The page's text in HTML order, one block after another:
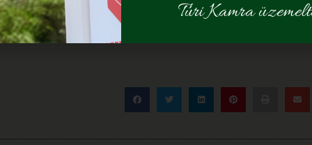
Túri Kamra